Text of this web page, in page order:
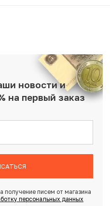
новости и
на первый заказ
получение писем от магазина
персональных данных